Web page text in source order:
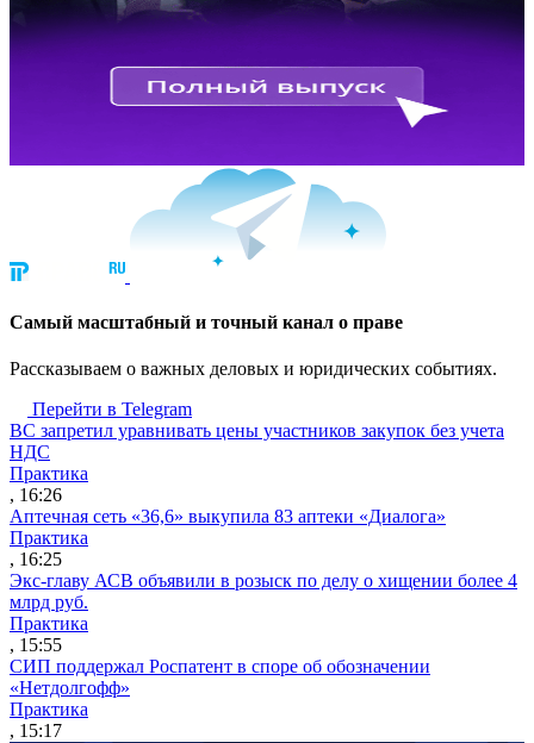
Cамый масштабный и точный канал о праве
Рассказываем о важных деловых и юридических событиях.
Перейти в Telegram
ВС запретил уравнивать цены участников закупок без учета
НДС
Практика
, 16:26
Аптечная сеть «36,6» выкупила 83 аптеки «Диалога»
Практика
, 16:25
Экс-главу АСВ объявили в розыск по делу о хищении более 4
млрд руб.
Практика
, 15:55
СИП поддержал Роспатент в споре об обозначении
«Нетдолгофф»
Практика
, 15:17